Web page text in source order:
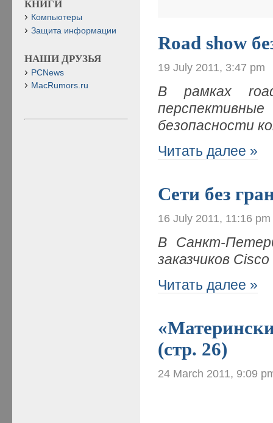
Road show
19 July 2011, 3:47 pm
В рамках
безопасности
Читать далее »
Сети без
16 July 2011, 11:16 pm
В Санкт-
заказчиков Cisco
Читать далее »
(стр. 26)
24 March 2011, 9:09
КНИГИ
Компьютеры
Защита информации
НАШИ ДРУЗЬЯ
PCNews
MacRumors.ru